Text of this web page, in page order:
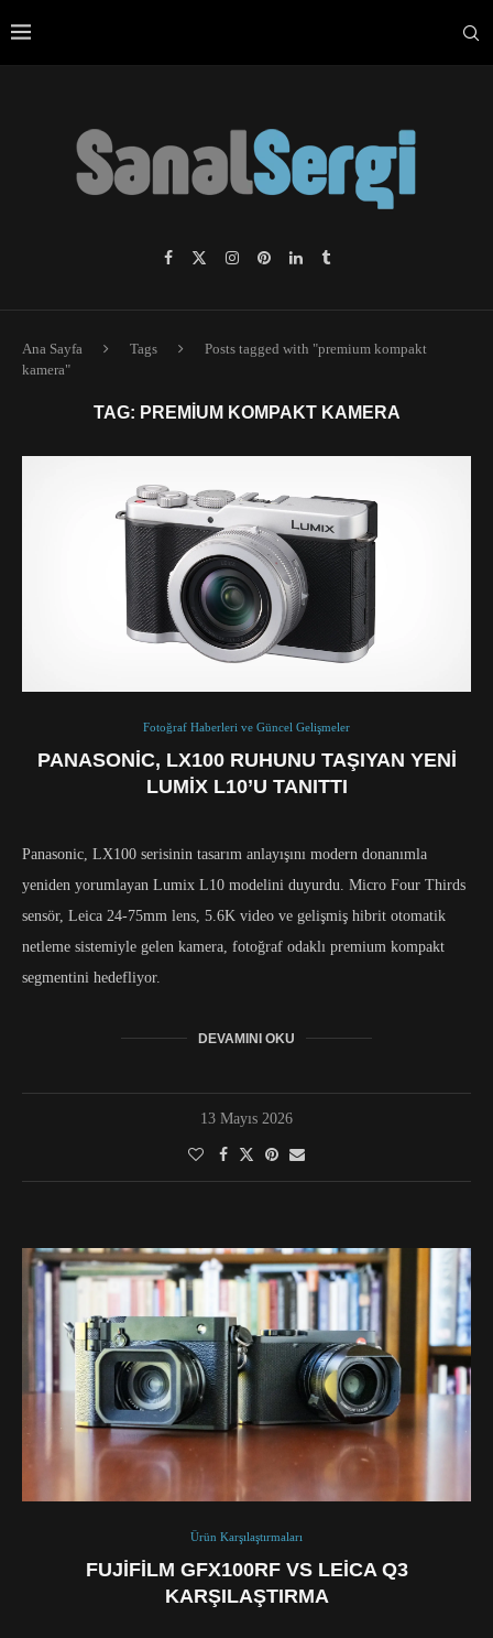
Ana Sayfa Tags
Posts tagged with "premium kompakt
kamera"
TAG: PREMIUM KOMPAKT KAMERA
Fotoğraf Haberleri ve Güncel Gelişmeler
PANASONIC, LX100 RUHUNU TAŞIYAN YENI
LUMIX L10’U TANITTI
Panasonic, LX100 serisinin tasarım anlayışını modern donanımla
yeniden yorumlayan Lumix L10 modelini duyurdu. Micro Four Thirds
sensör, Leica 24-75mm lens, 5.6K video ve gelişmiş hibrit otomatik
netleme sistemiyle gelen kamera, fotoğraf odaklı premium kompakt
segmentini hedefliyor.
DEVAMINI OKU
13 Mayıs 2026
Ürün Karşılaştırmaları
FUJIFILM GFX100RF VS LEICA Q3
KARŞILAŞTIRMA